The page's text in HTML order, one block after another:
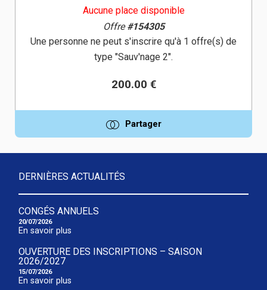
Aucune place disponible
Offre#154305
Une personne ne peut s'inscrire qu'à 1 offre(s) de
type "Sauv'nage 2".
200.00 €
Partager
DERNIÈRES ACTUALITÉS
CONGÉS ANNUELS
20/07/2026
En savoir plus
OUVERTURE DES INSCRIPTIONS – SAISON
2026/2027
15/07/2026
En savoir plus